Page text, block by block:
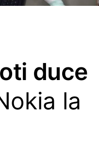
duce
la